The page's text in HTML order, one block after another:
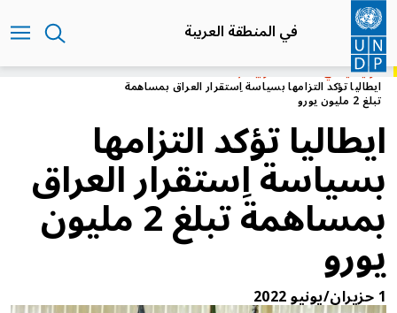
تجاوز
إلى
المحتوى
الرئيسي
في المنطقة العربية
الرئيسيةفي المنطقة العربية
ايطاليا تؤكد التزامها بسياسة اِستقرار العراق بمساهمة
تبلغ 2 مليون يورو
ايطاليا تؤكد التزامها
بسياسة اِستقرار العراق
بمساهمة تبلغ 2 مليون
يورو
1 حزيران/يونيو 2022